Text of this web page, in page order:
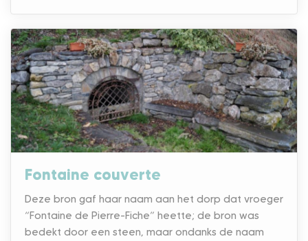
Fontaine couverte
Deze bron gaf haar naam aan het dorp dat vroeger
“Fontaine de Pierre-Fiche” heette; de bron was
bedekt door een steen, maar ondanks de naam